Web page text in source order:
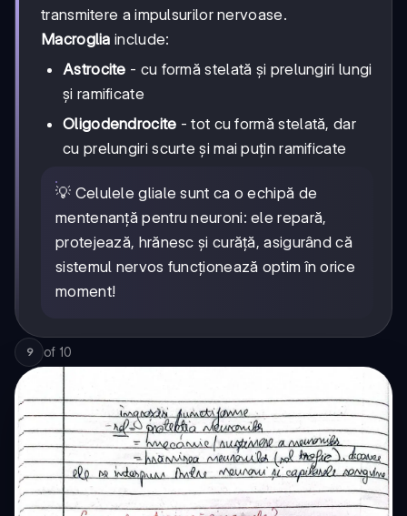
transmitere a impulsurilor nervoase.
Macroglia include:
Astrocite - cu formă stelată și prelungiri lungi
și ramificate
Oligodendrocite - tot cu formă stelată, dar
cu prelungiri scurte și mai puțin ramificate
💡 Celulele gliale sunt ca o echipă de
mentenanță pentru neuroni: ele repară,
protejează, hrănesc și curăță, asigurând că
sistemul nervos funcționează optim în orice
moment!
9 of 10